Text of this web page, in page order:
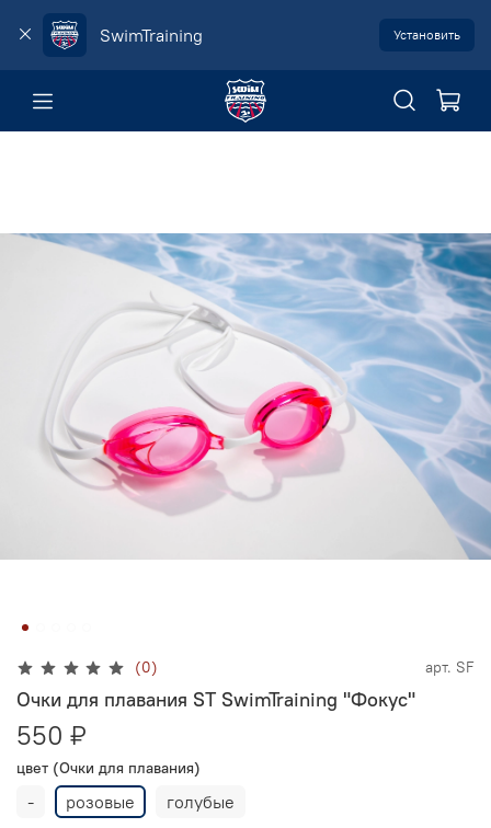
SwimTraining Установить
(0) арт. SF
Очки для плавания ST SwimTraining "Фокус"
550 ₽
цвет (Очки для плавания)
- розовые голубые